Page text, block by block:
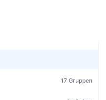
17 Gruppen